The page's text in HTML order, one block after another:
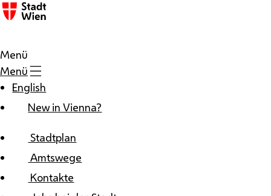
Zum Inhalt
Menü
Menü
English
New in Vienna?
Stadtplan
Amtswege
Kontakte